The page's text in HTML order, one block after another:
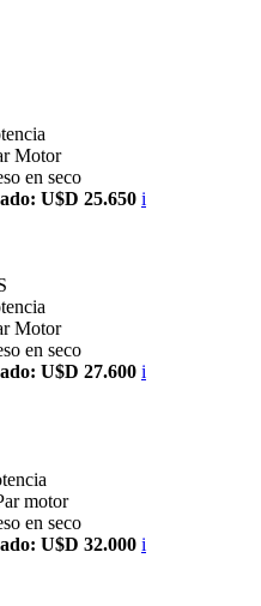
Motor
en seco
U$D 25.650 i
Motor
en seco
U$D 27.600 i
motor
en seco
U$D 32.000 i